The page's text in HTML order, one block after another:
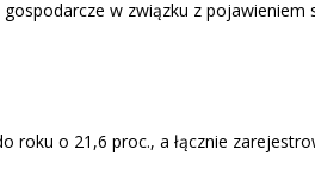
w związku z pojawieniem
roku o 21,6 proc., a łącznie